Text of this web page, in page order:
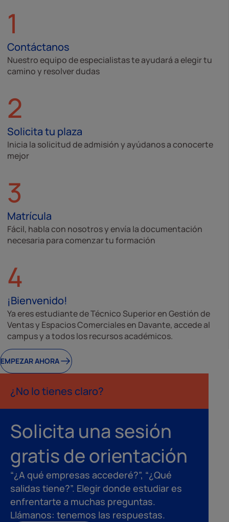
1
Contáctanos
Nuestro equipo de especialistas te ayudará a elegir tu
camino y resolver dudas
2
Solicita tu plaza
Inicia la solicitud de admisión y ayúdanos a conocerte
mejor
3
Matrícula
Fácil, habla con nosotros y envía la documentación
necesaria para comenzar tu formación
4
¡Bienvenido!
Ya eres estudiante de Técnico Superior en Gestión de
Ventas y Espacios Comerciales en Davante, accede al
campus y a todos los recursos académicos.
EMPEZAR AHORA
¿No lo tienes claro?
Solicita una sesión
gratis de orientación
“¿A qué empresas accederé?”, “¿Qué
salidas tiene?”. Elegir donde estudiar es
enfrentarte a muchas preguntas.
Llámanos: tenemos las respuestas.